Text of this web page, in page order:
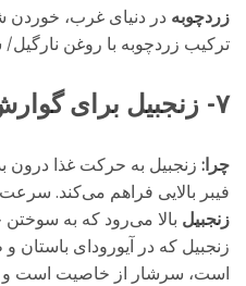
زردچوبه در دنیای غرب،
ترکیب زردچوبه با روغن
۷- زنجبیل برای گوارش بهتر
چرا: زنجبیل به حرکت غذا
فیبر بالایی فراهم می‌کند.
زنجبیل بالا می‌رود که به
زنجبیل که در آیورودای
است، سرشار از خاصیت است و